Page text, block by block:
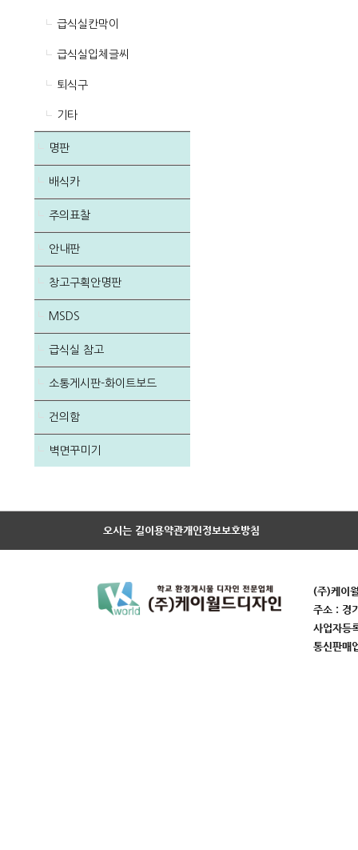
급식실칸막이
급식실입체글씨
퇴식구
기타
명판
배식카
주의표찰
안내판
창고구획안명판
MSDS
급식실 참고
소통게시판-화이트보드
건의함
벽면꾸미기
오시는 길이용약관개인정보보호방침
(주)케이
주소 : 경
사업자
통신판매